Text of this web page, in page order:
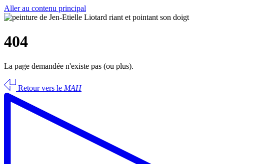
Aller au contenu principal
404
La page demandée n'existe pas (ou plus).
Retour vers le MAH